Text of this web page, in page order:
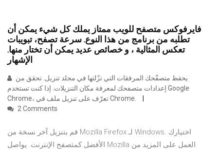
فايرفوكس متصفح للويب ممتاز يملك كل شيء يمكن أن
تطلبه من برنامج من هذا النوع. سرعة تصفح، تبويبات
تعكس المثالية ، و خصائص عديد يمكن أن تختار منها.
إعدادات متصفحك لمعرفة مكان التنزيلات. إذا كنت تستخدم Google
Chrome، تعرّف على تنزيل ملف في Chrome.
2 Comments
قم بتنزيل آخر نسخة من Mozilla Firefox لـ Windows. اختيارك
الأفضل كمتصفح الإنترنت. يواصل Mozilla العمل على المزيد من